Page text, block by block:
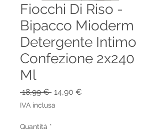
Fiocchi Di Riso -
Bipacco Mioderm
Detergente Intimo
Confezione 2x240
Ml
18,99 € Prezzo
14,90 €
IVA inclusa
Quantità *